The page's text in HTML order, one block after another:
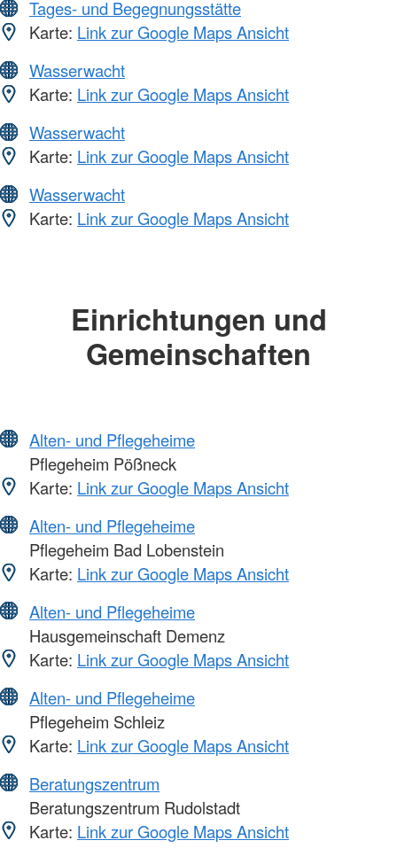
Tages- und Begegnungsstätte
Karte: Link zur Google Maps Ansicht
Wasserwacht
Karte: Link zur Google Maps Ansicht
Wasserwacht
Karte: Link zur Google Maps Ansicht
Wasserwacht
Karte: Link zur Google Maps Ansicht
Einrichtungen und
Gemeinschaften
Alten- und Pflegeheime
Pflegeheim Pößneck
Karte: Link zur Google Maps Ansicht
Alten- und Pflegeheime
Pflegeheim Bad Lobenstein
Karte: Link zur Google Maps Ansicht
Alten- und Pflegeheime
Hausgemeinschaft Demenz
Karte: Link zur Google Maps Ansicht
Alten- und Pflegeheime
Pflegeheim Schleiz
Karte: Link zur Google Maps Ansicht
Beratungszentrum
Beratungszentrum Rudolstadt
Karte: Link zur Google Maps Ansicht